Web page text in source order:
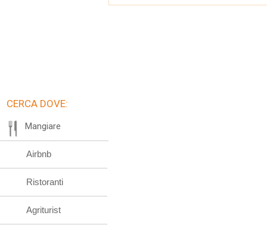
CERCA DOVE:
Mangiare
Airbnb
Ristoranti
Agriturist